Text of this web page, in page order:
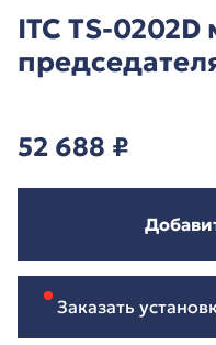
ITC TS-
52 688 ₽
Заказать